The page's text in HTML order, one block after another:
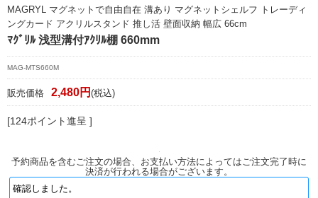
MAGRYL マグネットで自由自在 溝あり マグネットシェルフ トレーディ
ングカード アクリルスタンド 推し活 壁面収納 幅広 66cm
ﾏｸﾞﾘﾙ 浅型溝付ｱｸﾘﾙ棚 660mm
MAG-MTS660M
販売価格 2,480円 (税込)
[124ポイント進呈 ]
予約商品を含むご注文の場合、お支払い方法によってはご注文完了時に
決済が行われる場合がございます。